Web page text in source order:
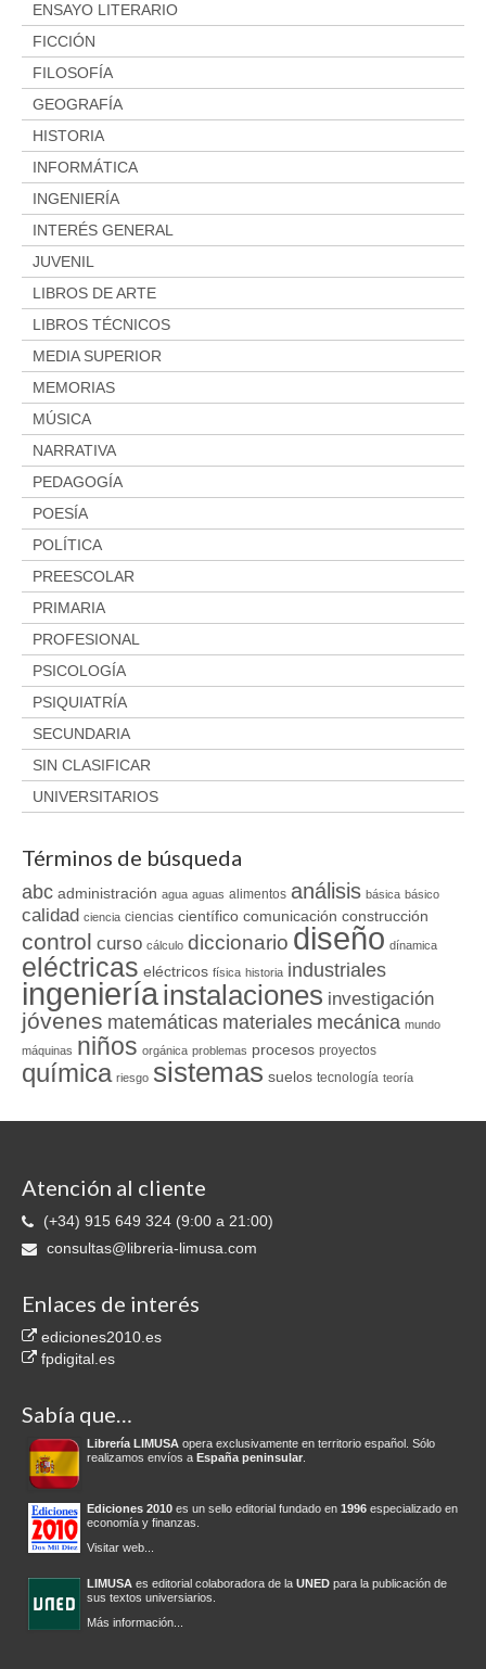
ENSAYO LITERARIO
FICCIÓN
FILOSOFÍA
GEOGRAFÍA
HISTORIA
INFORMÁTICA
INGENIERÍA
INTERÉS GENERAL
JUVENIL
LIBROS DE ARTE
LIBROS TÉCNICOS
MEDIA SUPERIOR
MEMORIAS
MÚSICA
NARRATIVA
PEDAGOGÍA
POESÍA
POLÍTICA
PREESCOLAR
PRIMARIA
PROFESIONAL
PSICOLOGÍA
PSIQUIATRÍA
SECUNDARIA
SIN CLASIFICAR
UNIVERSITARIOS
Términos de búsqueda
abc administración agua aguas alimentos análisis básica básico
calidad ciencia ciencias científico comunicación construcción
control curso cálculo diccionario diseño dínamica
eléctricas eléctricos física historia industriales
ingenieríainstalaciones investigación
jóvenes matemáticas materiales mecánica mundo
máquinas niños orgánica problemas procesos proyectos
química riesgo sistemas suelos tecnología teoría
Atención al cliente
(+34) 915 649 324 (9:00 a 21:00)
consultas@libreria-limusa.com
Enlaces de interés
ediciones2010.es
fpdigital.es
Sabía que…
Librería LIMUSA opera exclusivamente en territorio español. Sólo
realizamos envíos a España peninsular
Ediciones 2010 es un sello editorial fundado en 1996 especializado en
economía y finanzas.
Visitar web...
LIMUSA es editorial colaboradora de la UNED para la publicación de
sus textos universiarios.
Más información...